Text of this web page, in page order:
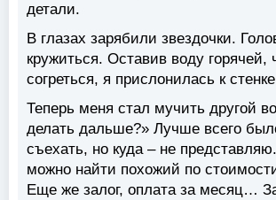
детали.
В глазах зарябили звездочки.
кружиться. Оставив воду горячей,
согреться, я прислонилась к
Теперь меня стал мучить другой
делать дальше?» Лучше всего
съехать, но куда – не
можно найти похожий по
Еще же залог, оплата за месяц…